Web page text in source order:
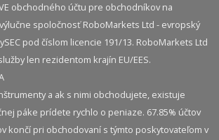
obchodného účtu pre obchodníkov na
spoločnosť RoboMarkets Ltd - evropský
pod číslom licencie 191/13. RoboMarkets Ltd
len rezidentom krajín EU/EES.
a ak s nimi obchodujete, existuje
páke prídete rychlo o peniaze. 67.85% účtov
končí pri obchodovaní s týmto poskytovateľom v